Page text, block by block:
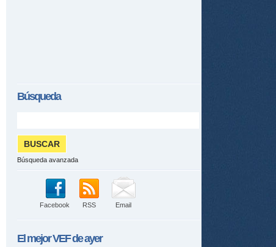
Búsqueda
Búsqueda avanzada
Facebook RSS Email
El mejorVEFde ayer